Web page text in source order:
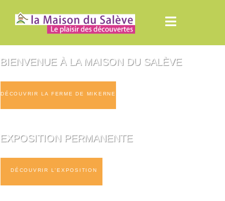
BIENVENUE À LA MAISON DU SALÈVE
DÉCOUVRIR LA FERME DE MIKERNE
EXPOSITION PERMANENTE
DÉCOUVRIR L'EXPOSITION